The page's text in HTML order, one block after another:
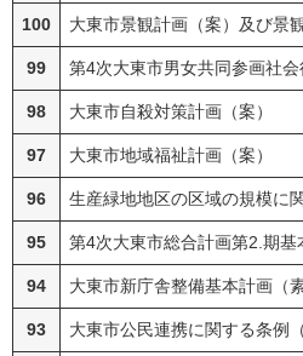
100 大東市景観計画（案）及び景
99 第4次大東市男女共同参画社会
98 大東市自殺対策計画（案）
97 大東市地域福祉計画（案）
96 生産緑地地区の区域の規模に
95 第4次大東市総合計画第2.期基
94 大東市新庁舎整備基本計画（素
93 大東市公民連携に関する条例（